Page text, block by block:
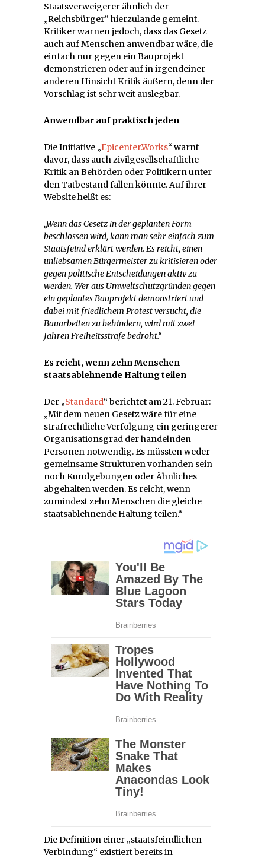
Staatsverweigerer ähnlich der
„Reichsbürger“ hierzulande gemeint.
Kritiker warnen jedoch, dass das Gesetz
auch auf Menschen anwendbar wäre, die
einfach nur gegen ein Bauprojekt
demonstrieren oder auf in irgendeiner
anderen Hinsicht Kritik äußern, denn der
Vorschlag ist sehr weit auslegbar.
Anwendbar auf praktisch jeden
Die Initiative „Epicenter.Works“ warnt
davor, dass auch zivilgesellschaftliche
Kritik an Behörden oder Politikern unter
den Tatbestand fallen könnte. Auf ihrer
Website heißt es:
„Wenn das Gesetz in der geplanten Form
beschlossen wird, kann man sehr einfach zum
Staatsfeind erklärt werden. Es reicht, einen
unliebsamen Bürgermeister zu kritisieren oder
gegen politische Entscheidungen aktiv zu
werden. Wer aus Umweltschutzgründen gegen
ein geplantes Bauprojekt demonstriert und
dabei mit friedlichem Protest versucht, die
Bauarbeiten zu behindern, wird mit zwei
Jahren Freiheitsstrafe bedroht.“
Es reicht, wenn zehn Menschen
staatsablehnende Haltung teilen
Der „Standard“ berichtet am 21. Februar:
„Mit dem neuen Gesetz wäre für eine
strafrechtliche Verfolgung ein geringerer
Organisationsgrad der handelnden
Personen notwendig. Es müssten weder
gemeinsame Strukturen vorhanden sein
noch Kundgebungen oder Ähnliches
abgehalten werden. Es reicht, wenn
zumindest zehn Menschen die gleiche
staatsablehnende Haltung teilen.“
Die Definition einer „staatsfeindlichen
Verbindung“ existiert bereits in